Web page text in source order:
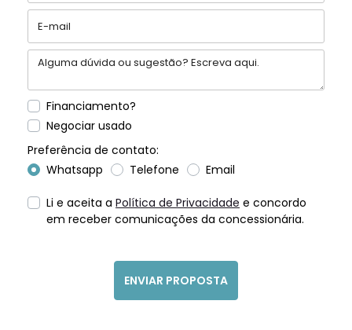
Financiamento?
Negociar usado
Preferência de contato:
Whatsapp
Telefone Email
Li e aceita a Política de Privacidade e concordo
em receber comunicações da concessionária.
ENVIAR PROPOSTA